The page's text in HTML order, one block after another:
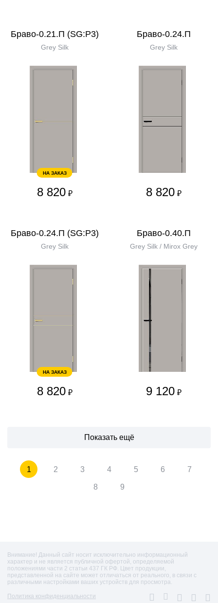
Браво-0.21.П (SG:P3)
Grey Silk
НА ЗАКАЗ
8 820 ₽
Браво-0.24.П
Grey Silk
8 820 ₽
Браво-0.24.П (SG:P3)
Grey Silk
НА ЗАКАЗ
8 820 ₽
Браво-0.40.П
Grey Silk / Mirox Grey
9 120 ₽
Показать ещё
1 2 3 4 5 6 7
8 9
Внимание! Данный сайт носит исключительно информационный
характер и не является публичной офертой, определяемой
положениями части 2 статьи 437 ГК РФ. Цвет продукции,
представленной на сайте может отличаться от реального, в связи с
различными настройками ваших устройств для просмотра.
Политика конфиденциальности